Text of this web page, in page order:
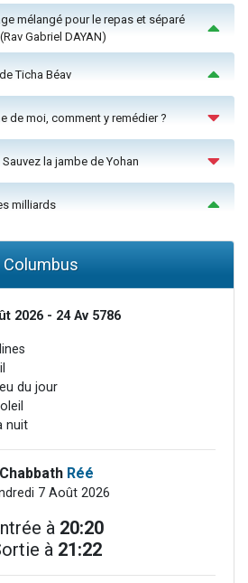
mélangé pour le repas et séparé
Gabriel DAYAN)
Ticha Béav
de moi, comment y remédier ?
Sauvez la jambe de Yohan
milliards
2026 - 24 Av 5786
du jour
nuit
Chabbath Réé
7 Août 2026
à 20:20
à 21:22